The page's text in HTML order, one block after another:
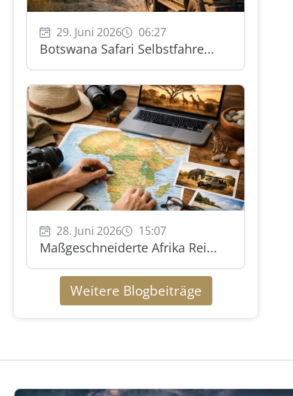
29. Juni 2026 06:27
Botswana Safari Selbstfahre...
28. Juni 2026 15:07
Maßgeschneiderte Afrika Rei...
Weitere Blogbeiträge